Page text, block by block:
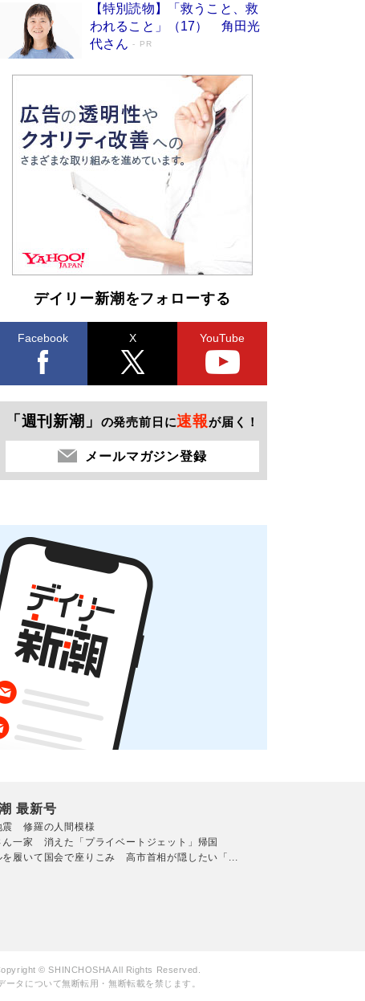
【特別読物】「救うこと、救
われること」（17） 角田光
代さん
PR
デイリー新潮をフォローする
Facebook X YouTube
「週刊新潮」 の発売前日に速報が届く！
メールマガジン登録
最新号
震 修羅の人間模様
ん一家 消えた「プライベートジェット」帰国
を履いて国会で座りこみ 高市首相が隠したい「...
© SHINCHOSHA All Rights Reserved.
ータについて無断転用・無断転載を禁じます。